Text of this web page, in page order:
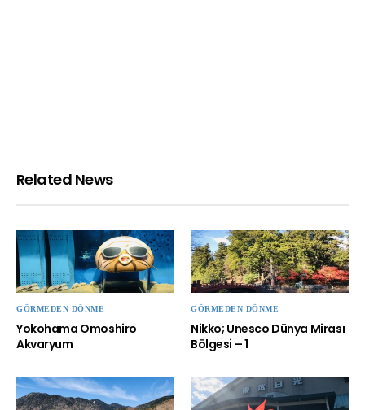
Related News
GÖRMEDEN DÖNME
Yokohama Omoshiro
Akvaryum
GÖRMEDEN DÖNME
Nikko; Unesco Dünya Mirası
Bölgesi – 1